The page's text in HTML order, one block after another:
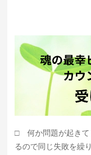
□ 何か問題が起きて
るので同じ失敗を繰